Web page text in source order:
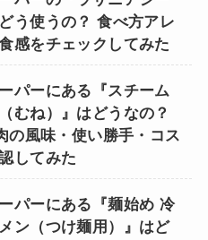
どう使うの？ 食べ方アレ
感をチェックしてみた
パーにある『スチーム
むね）』はどうなの？
の風味・使い勝手・コス
してみた
パーにある『麺始め 冷
ン（つけ麺用）』はど